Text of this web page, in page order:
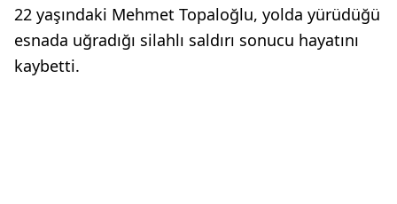
22 yaşındaki Mehmet Topaloğlu, yolda yürüdüğü
esnada uğradığı silahlı saldırı sonucu hayatını
kaybetti.